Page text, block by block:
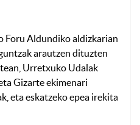
Foru Aldundiko aldizkarian
arautzen dituzten
Urretxuko Udalak
Gizarte ekimenari
eta eskatzeko epea irekita